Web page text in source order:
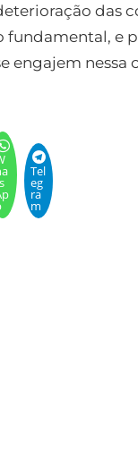
das
fundamental, e
engajem nessa
Tel
eg
ra
m